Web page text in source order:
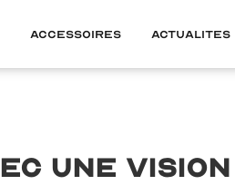
Accessoires Actualites
une vision